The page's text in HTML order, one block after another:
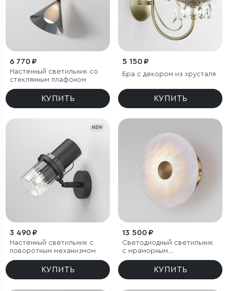
6 770 ₽
Настенный светильник со
стеклянным плафоном
КУПИТЬ
5 150 ₽
Бра с декором из хрусталя
КУПИТЬ
NEW
3 490 ₽
Настенный светильник с
поворотным механизмом
КУПИТЬ
13 500 ₽
Светодиодный светильник
с мраморным
рассеивателем
КУПИТЬ